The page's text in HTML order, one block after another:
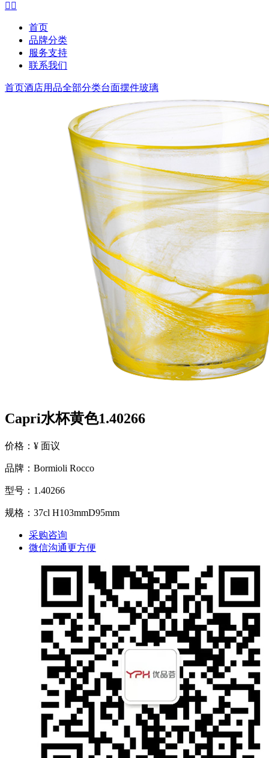
 
首页
品牌分类
服务支持
联系我们
首页酒店用品全部分类台面摆件玻璃
Capri水杯黄色1.40266
价格：¥ 面议
品牌：Bormioli Rocco
型号：1.40266
规格：37cl H103mmD95mm
采购咨询
微信沟通更方便